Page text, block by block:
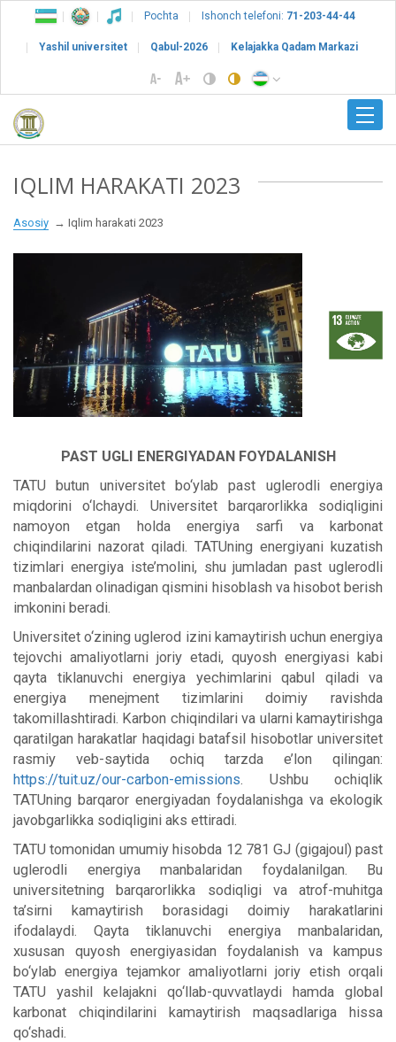
Pochta Ishonch telefoni: 71-203-44-44
Yashil universitet Qabul-2026 Kelajakka Qadam Markazi
IQLIM HARAKATI 2023
Asosiy Iqlim harakati 2023
PAST UGLI ENERGIYADAN FOYDALANISH
TATU butun universitet bo‘ylab past uglerodli energiya
miqdorini o‘lchaydi. Universitet barqarorlikka sodiqligini
namoyon etgan holda energiya sarfi va karbonat
chiqindilarini nazorat qiladi. TATUning energiyani kuzatish
tizimlari energiya iste’molini, shu jumladan past uglerodli
manbalardan olinadigan qismini hisoblash va hisobot berish
imkonini beradi.
Universitet o‘zining uglerod izini kamaytirish uchun energiya
tejovchi amaliyotlarni joriy etadi, quyosh energiyasi kabi
qayta tiklanuvchi energiya yechimlarini qabul qiladi va
energiya menejment tizimlarini doimiy ravishda
takomillashtiradi. Karbon chiqindilari va ularni kamaytirishga
qaratilgan harakatlar haqidagi batafsil hisobotlar universitet
rasmiy veb-saytida ochiq tarzda e’lon qilingan:
https://tuit.uz/our-carbon-emissions . Ushbu ochiqlik
TATUning barqaror energiyadan foydalanishga va ekologik
javobgarlikka sodiqligini aks ettiradi.
TATU tomonidan umumiy hisobda 12 781 GJ (gigajoul) past
uglerodli energiya manbalaridan foydalanilgan. Bu
universitetning barqarorlikka sodiqligi va atrof-muhitga
ta’sirni kamaytirish borasidagi doimiy harakatlarini
ifodalaydi. Qayta tiklanuvchi energiya manbalaridan,
xususan quyosh energiyasidan foydalanish va kampus
bo‘ylab energiya tejamkor amaliyotlarni joriy etish orqali
TATU yashil kelajakni qo‘llab-quvvatlaydi hamda global
karbonat chiqindilarini kamaytirish maqsadlariga hissa
qo‘shadi.